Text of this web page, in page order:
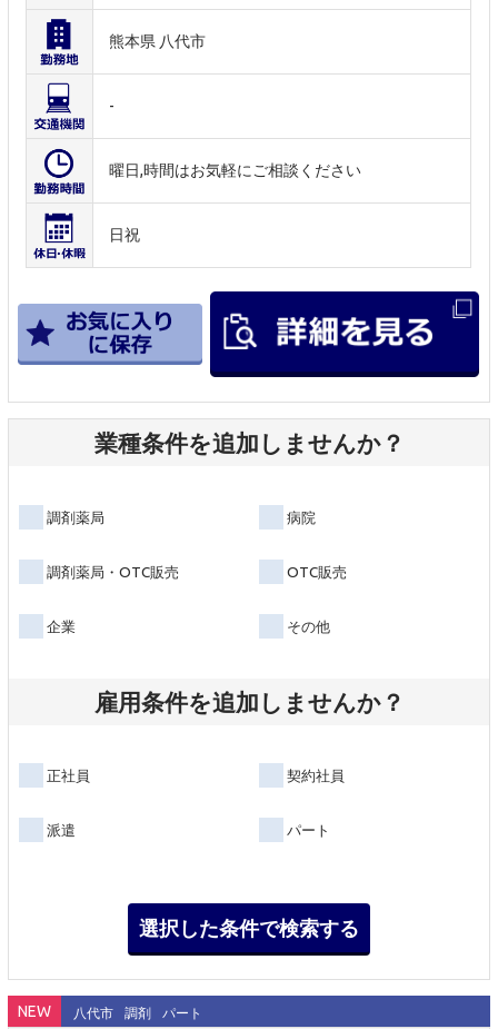
熊本県 八代市
-
曜日,時間はお気軽にご相談ください
日祝
業種条件を追加しませんか？
調剤薬局 病院
調剤薬局・OTC販売 OTC販売
企業 その他
雇用条件を追加しませんか？
正社員 契約社員
派遣 パート
NEW 八代市 調剤 パート